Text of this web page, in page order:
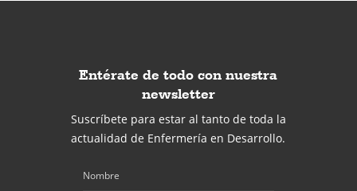
Entérate de todo con nuestra
newsletter
Suscríbete para estar al tanto de toda la
actualidad de Enfermería en Desarrollo.